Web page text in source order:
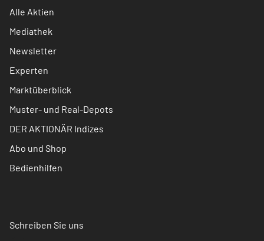
Alle Aktien
Mediathek
Newsletter
Experten
Marktüberblick
Muster- und Real-Depots
DER AKTIONÄR Indizes
Abo und Shop
Bedienhilfen
Schreiben Sie uns